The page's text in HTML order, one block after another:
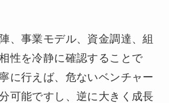
、事業モデル、資金調達、組
性を冷静に確認することで
に行えば、危ないベンチャー
可能ですし、逆に大きく成長